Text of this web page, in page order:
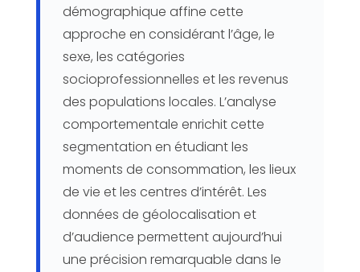
démographique affine cette
approche en considérant l’âge, le
sexe, les catégories
socioprofessionnelles et les revenus
des populations locales. L’analyse
comportementale enrichit cette
segmentation en étudiant les
moments de consommation, les lieux
de vie et les centres d’intérêt. Les
données de géolocalisation et
d’audience permettent aujourd’hui
une précision remarquable dans le